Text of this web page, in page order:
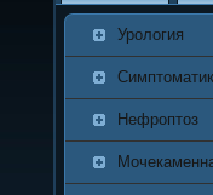
Урология
Нефроптоз